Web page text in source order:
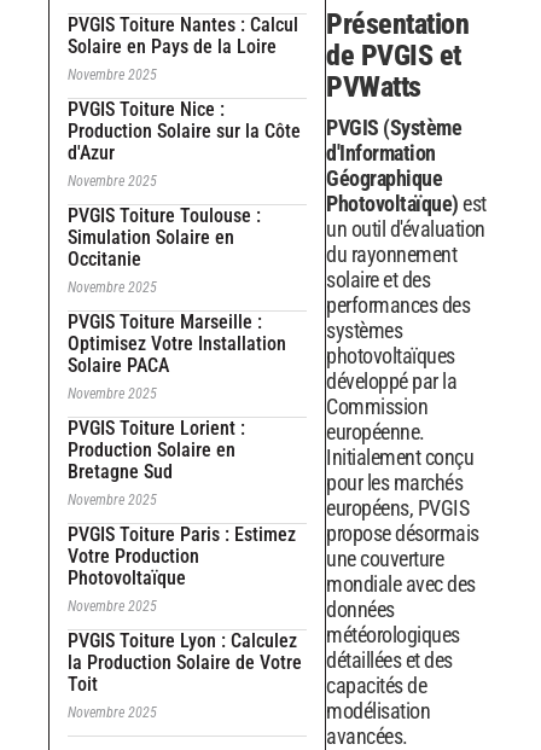
PVGIS Toiture Nantes : Calcul
Solaire en Pays de la Loire
Novembre 2025
PVGIS Toiture Nice :
Production Solaire sur la Côte
d'Azur
Novembre 2025
PVGIS Toiture Toulouse :
Simulation Solaire en
Occitanie
Novembre 2025
PVGIS Toiture Marseille :
Optimisez Votre Installation
Solaire PACA
Novembre 2025
PVGIS Toiture Lorient :
Production Solaire en
Bretagne Sud
Novembre 2025
PVGIS Toiture Paris : Estimez
Votre Production
Photovoltaïque
Novembre 2025
PVGIS Toiture Lyon : Calculez
la Production Solaire de Votre
Toit
Novembre 2025
Présentation
de PVGIS et
PVWatts
PVGIS (Système
d'Information
Géographique
Photovoltaïque)est
un outil d'évaluation
du rayonnement
solaire et des
performances des
systèmes
photovoltaïques
développé par la
Commission
européenne.
Initialement conçu
pour les marchés
européens, PVGIS
propose désormais
une couverture
mondiale avec des
données
météorologiques
détaillées et des
capacités de
modélisation
avancées.